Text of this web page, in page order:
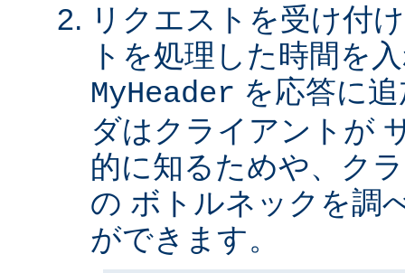
リクエストを受け付
トを処理した時間を
MyHeader を応答に
ダはクライアントが
的に知るためや、ク
の ボトルネックを調
ができます。